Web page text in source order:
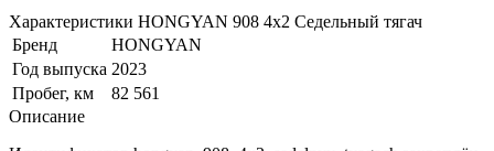
Характеристики HONGYAN 908 4x2 Седельный тягач
Бренд
HONGYAN
Год выпуска 2023
Пробег, км
82 561
Описание